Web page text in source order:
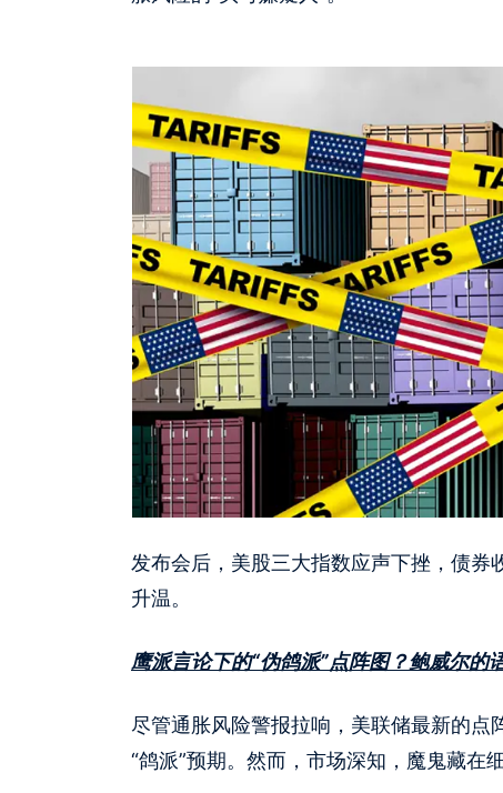
发布会后，美股三大指数应声下挫，债券
升温。
鹰派言论下的“伪鸽派”点阵图？鲍威尔的
尽管通胀风险警报拉响，美联储最新的
“鸽派”预期。然而，市场深知，魔鬼藏在细